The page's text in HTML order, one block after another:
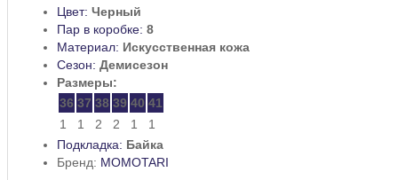
Цвет: Черный
Пар в коробке: 8
Материал: Искусственная кожа
Сезон: Демисезон
Размеры:
36 37 38 39 40 41
1
1 2 2 1
1
Подкладка: Байка
Бренд: MOMOTARI